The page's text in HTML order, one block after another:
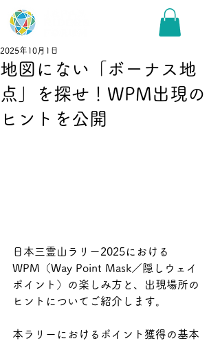
地図にない「ボーナス地
点」を探せ！WPM出現の
ヒントを公開
2025年10月1日
日本三霊山ラリー2025における
WPM（Way Point Mask／隠しウェイ
ポイント）の楽しみ方と、出現場所の
ヒントについてご紹介します。
本ラリーにおけるポイント獲得の基本